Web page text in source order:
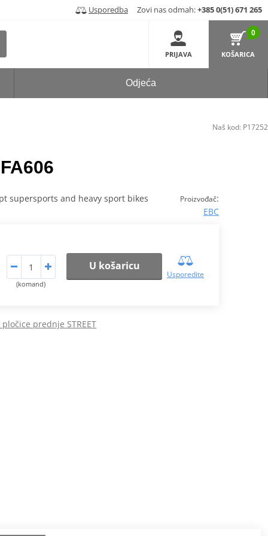
Usporedba Zovi nas odmah:+385 0(51) 671 265
PRIJAVA
0
KOŠARICA
Odjeća
Proizvođač:
EBC
supersports and heavy sport bikes
(komand)
U košaricu
Usporedite
pločice prednje STREET
Naš kod: P17252